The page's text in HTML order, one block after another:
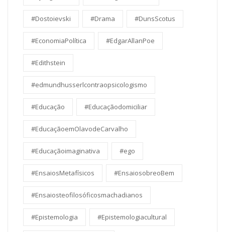
#Dostoievski #Drama #DunsScotus
#EconomiaPolítica #EdgarAllanPoe
#Edithstein
#edmundhusserlcontraopsicologismo
#Educação #Educaçãodomiciliar
#EducaçãoemOlavodeCarvalho
#Educaçãoimaginativa #ego
#EnsaiosMetafísicos #EnsaiosobreoBem
#Ensaiosteofilosóficosmachadianos
#Epistemologia #Epistemologiacultural